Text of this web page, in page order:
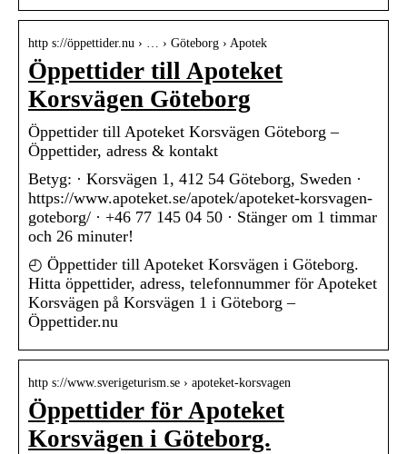
http s://öppettider.nu › … › Göteborg › Apotek
Öppettider till Apoteket
Korsvägen Göteborg
Öppettider till Apoteket Korsvägen Göteborg –
Öppettider, adress & kontakt
Betyg: · Korsvägen 1, 412 54 Göteborg, Sweden ·
https://www.apoteket.se/apotek/apoteket-korsvagen-
goteborg/ · +46 77 145 04 50 · Stänger om 1 timmar
och 26 minuter!
◴ Öppettider till Apoteket Korsvägen i Göteborg.
Hitta öppettider, adress, telefonnummer för Apoteket
Korsvägen på Korsvägen 1 i Göteborg –
Öppettider.nu
http s://www.sverigeturism.se › apoteket-korsvagen
Öppettider för Apoteket
Korsvägen i Göteborg.